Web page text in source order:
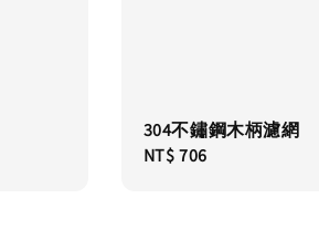
304不鏽鋼木柄濾網
Regular
NT$ 706